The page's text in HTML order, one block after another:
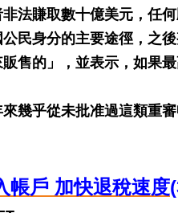
法賺取數十億美元，任
民身分的主要途徑，之
售的」，並表示，如果
幾乎從未批准過這類重
帳戶 加快退稅速度